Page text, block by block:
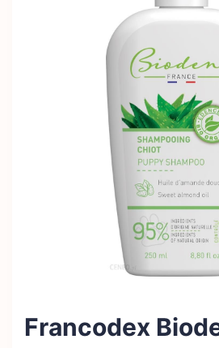
Francodex